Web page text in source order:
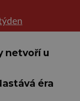
netvoří u
éra